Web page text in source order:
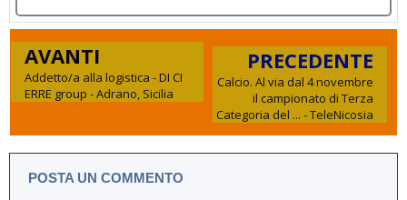
AVANTI
Addetto/a alla logistica - DI CI
ERRE group - Adrano, Sicilia
PRECEDENTE
Calcio. Al via dal 4 novembre
il campionato di Terza
Categoria del ... - TeleNicosia
POSTA UN COMMENTO